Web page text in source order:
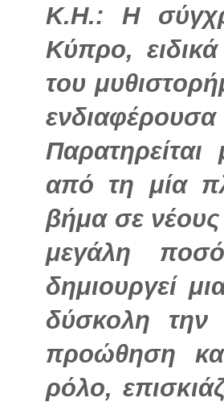
Κ.Η.: Η
Κύπρο,
του
από τη μία
βήμα σε
μεγάλη
δημιουργεί
δύσκολη την
προώθηση
ρόλο,